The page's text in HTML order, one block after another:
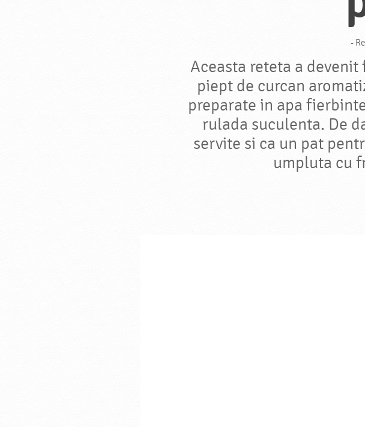
-
Aceasta reteta a
piept de curcan
preparate in apa
rulada suculenta. De
servite si ca un pat
umpluta cu